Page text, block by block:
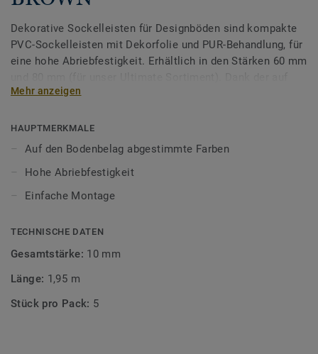
Dekorative Sockelleisten für Designböden sind kompakte
PVC-Sockelleisten mit Dekorfolie und PUR-Behandlung, für
eine hohe Abriebfestigkeit. Erhältlich in den Stärken 60 mm
unsere Designböden abgestimmten Farben sorgen Sie für
Mehr anzeigen
HAUPTMERKMALE
Auf den Bodenbelag abgestimmte Farben
Hohe Abriebfestigkeit
Einfache Montage
TECHNISCHE DATEN
Gesamtstärke: 10 mm
Länge: 1,95 m
Stück pro Pack: 5